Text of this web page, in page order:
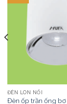
ĐÈN LON NỔI
Đèn ốp trần ống bơ